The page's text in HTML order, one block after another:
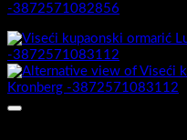
-3872571082856